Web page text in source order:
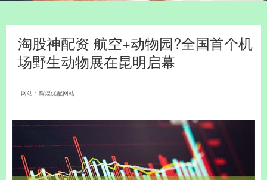
淘股神配资 航空+动物园?全国首个机
场野生动物展在昆明启幕
网站：辉煌优配网站